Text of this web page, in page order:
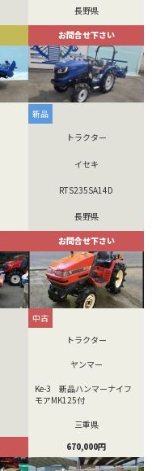
長野県
お問合せ下さい
新品
トラクター
イセキ
RTS235SA14D
長野県
お問合せ下さい
中古
トラクター
ヤンマー
Ke-3 新品ハンマーナイフ
モアMK125付
三重県
670,000円